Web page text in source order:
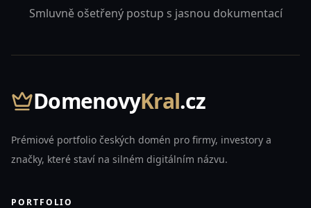
Smluvně ošetřený postup s jasnou dokumentací
DomenovyKral.cz
Prémiové portfolio českých domén pro firmy, investory a
značky, které staví na silném digitálním názvu.
PORTFOLIO